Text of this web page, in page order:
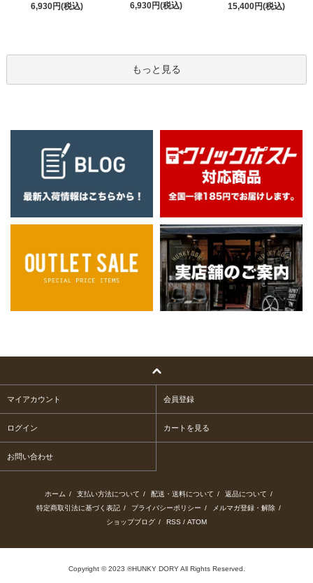
6,930円(税込)
6,930円(税込)
15,400円(税込)
もっと見る
マイアカウント 会員登録
ログイン カートを見る
お問い合わせ
ホーム / 支払い方法について / 配送・送料について / 返品について /
特定商取引法に基づく表記 / プライバシーポリシー / メルマガ登録・解除 /
ショップブログ / RSS / ATOM
Copyright © 2023 ®HUNKY DORY All Rights Reserved.